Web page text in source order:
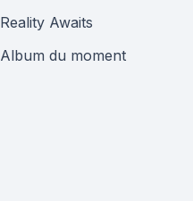
Reality Awaits
Album du moment